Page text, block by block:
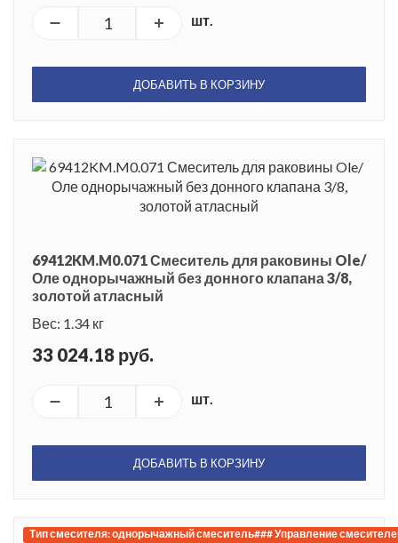
шт.
ДОБАВИТЬ В КОРЗИНУ
69412KM.M0.071 Смеситель для раковины Ole/
Оле однорычажный без донного клапана 3/8,
золотой атласный
Вес: 1.34 кг
33 024.18 руб.
шт.
ДОБАВИТЬ В КОРЗИНУ
Тип смесителя: однорычажный смеситель### Управление